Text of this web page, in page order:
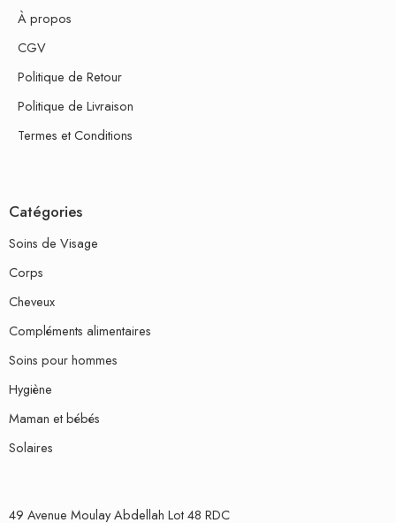
À propos
CGV
Politique de Retour
Politique de Livraison
Termes et Conditions
Catégories
Soins de Visage
Corps
Cheveux
Compléments alimentaires
Soins pour hommes
Hygiène
Maman et bébés
Solaires
49 Avenue Moulay Abdellah Lot 48 RDC